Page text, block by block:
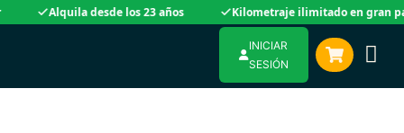
Alquila desde los 23 años Kilometraje ilimitado en gran
INICIAR
SESIÓN